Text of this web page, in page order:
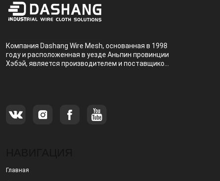
Компания Dashang Wire Mesh, основанная в 1998
году и расположенная в уезде Аньпин провинции
Хэбэй, является производителем и поставщиком,
Главная